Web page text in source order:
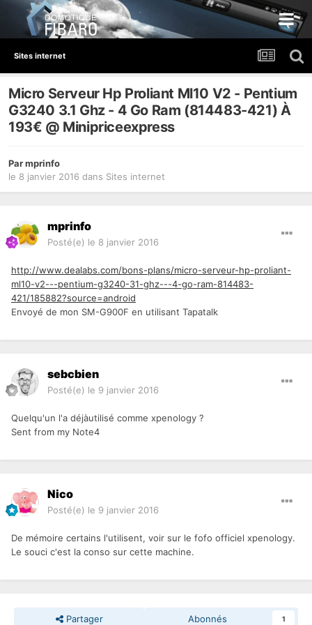
Sites internet
Micro Serveur Hp Proliant Ml10 V2 - Pentium
G3240 3.1 Ghz - 4 Go Ram (814483-421) À
193€ @ Minipriceexpress
Parmprinfo
le 8 janvier 2016 dans Sites internet
mprinfo
Posté(e) le 8 janvier 2016
http://www.dealabs.com/bons-plans/micro-serveur-hp-proliant-
ml10-v2---pentium-g3240-31-ghz---4-go-ram-814483-
421/185882?source=android
Envoyé de mon SM-G900F en utilisant Tapatalk
sebcbien
Posté(e) le 9 janvier 2016
Quelqu'un l'a déjàutilisé comme xpenology ?
Sent from my Note4
Nico
Posté(e) le 9 janvier 2016
De mémoire certains l'utilisent, voir sur le fofo officiel xpenology.
Le souci c'est la conso sur cette machine.
Partager Abonnés 1